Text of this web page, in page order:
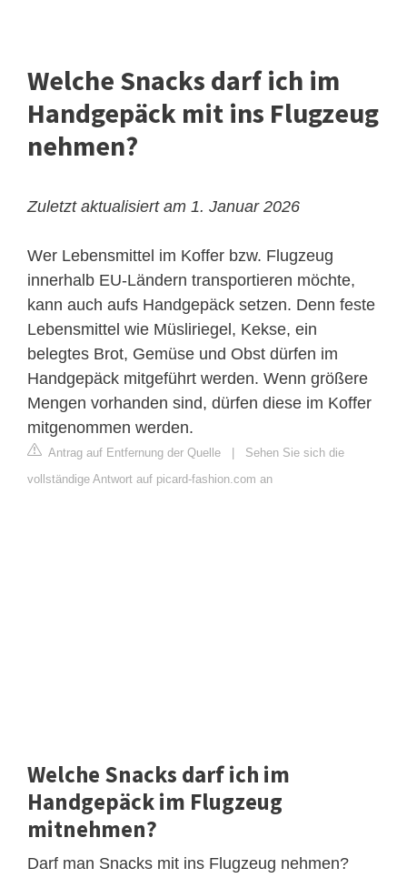
Welche Snacks darf ich im
Handgepäck mit ins Flugzeug
nehmen?
Zuletzt aktualisiert am 1. Januar 2026
Wer Lebensmittel im Koffer bzw. Flugzeug
innerhalb EU-Ländern transportieren möchte,
kann auch aufs Handgepäck setzen. Denn feste
Lebensmittel wie Müsliriegel, Kekse, ein
belegtes Brot, Gemüse und Obst dürfen im
Handgepäck mitgeführt werden. Wenn größere
Mengen vorhanden sind, dürfen diese im Koffer
mitgenommen werden.
Antrag auf Entfernung der Quelle
Sehen Sie sich die
vollständige Antwort auf picard-fashion.com an
Welche Snacks darf ich im
Handgepäck im Flugzeug
mitnehmen?
Darf man Snacks mit ins Flugzeug nehmen?